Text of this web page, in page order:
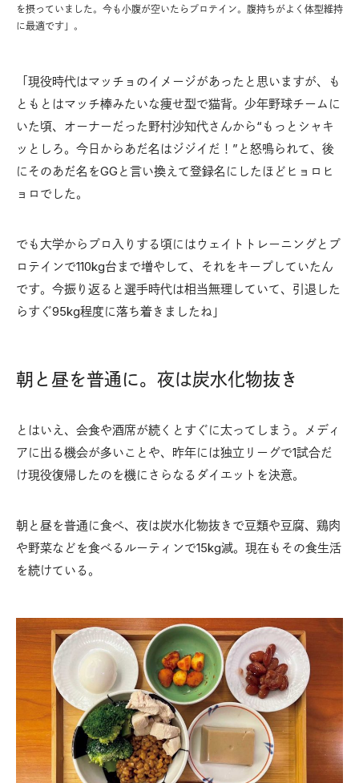
を摂っていました。今も小腹が空いたらプロテイン。腹持ちがよく体型維持
に最適です」。
「現役時代はマッチョのイメージがあったと思いますが、も
ともとはマッチ棒みたいな痩せ型で猫背。少年野球チームに
いた頃、オーナーだった野村沙知代さんから“もっとシャキ
ッとしろ。今日からあだ名はジジイだ！”と怒鳴られて、後
にそのあだ名をGGと言い換えて登録名にしたほどヒョロヒ
ョロでした。
でも大学からプロ入りする頃にはウェイトトレーニングとプ
ロテインで110kg台まで増やして、それをキープしていたん
です。今振り返ると選手時代は相当無理していて、引退した
らすぐ95kg程度に落ち着きましたね」
朝と昼を普通に。夜は炭水化物抜き
とはいえ、会食や酒席が続くとすぐに太ってしまう。メディ
アに出る機会が多いことや、昨年には独立リーグで1試合だ
け現役復帰したのを機にさらなるダイエットを決意。
朝と昼を普通に食べ、夜は炭水化物抜きで豆類や豆腐、鶏肉
や野菜などを食べるルーティンで15kg減。現在もその食生活
を続けている。